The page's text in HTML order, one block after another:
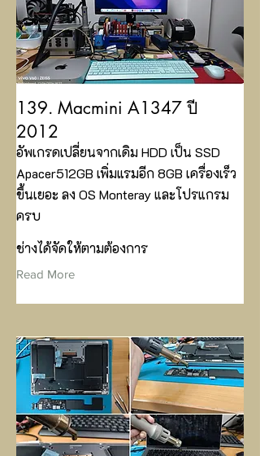
139. Macmini A1347 ปี
2012
อัพเกรดเปลี่ยนจากเดิม HDD เป็น SSD
Apacer512GB เพิ่มแรมอีก 8GB เครื่องเร็ว
ขึ้นเยอะ ลง OS Monteray และโปรแกรม
ครบ
ช่างได้จัดให้ตามต้องการ
Read More